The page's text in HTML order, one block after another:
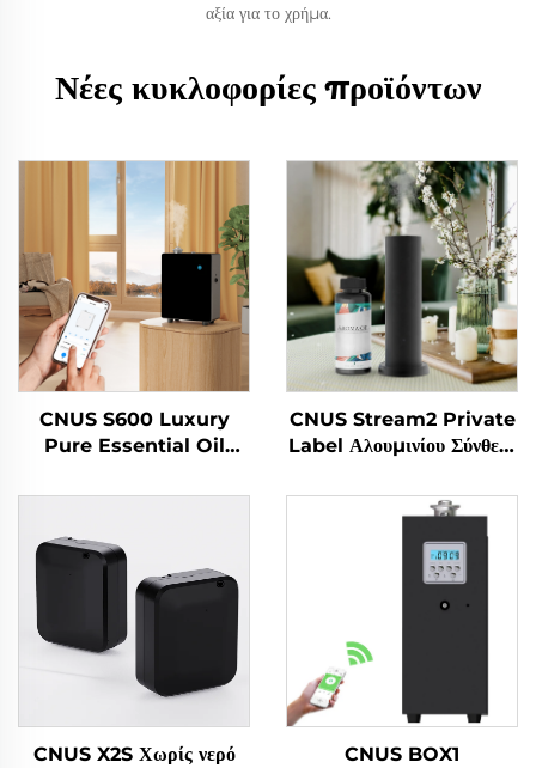
αξία για το χρήμα.
Νέες κυκλοφορίες προϊόντων
CNUS S600 Luxury
Pure Essential Oil
Custom Logo Aroma
Ηλεκτρική συσκευή
αναψύκωσης αέρα
CNUS Stream2 Private
Label Αλουμινίου Σύνθετο
Αρωματικό Έλαιο Ψυχρή
Ομίχλη Ασύρματη έξυπνη
WIFI έλεγχο Aroma
Diffuser
CNUS X2S Χωρίς νερό
CNUS BOX1